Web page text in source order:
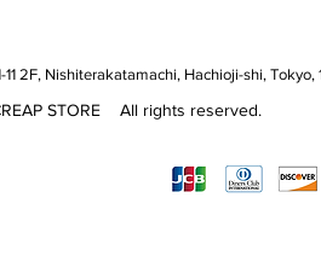
Nishiterakatamachi, Hachioji-shi,
STORE All rights reserved.